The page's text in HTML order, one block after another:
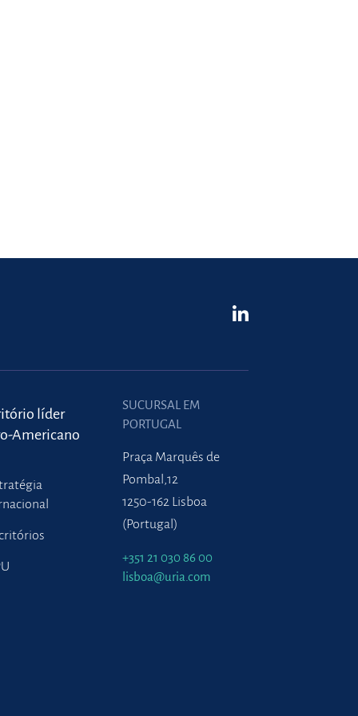
líder
Americano
SUCURSAL EM
PORTUGAL
Praça Marquês de
Pombal,12
1250-162 Lisboa
(Portugal)
+351 21 030 86 00
lisboa@uria.com